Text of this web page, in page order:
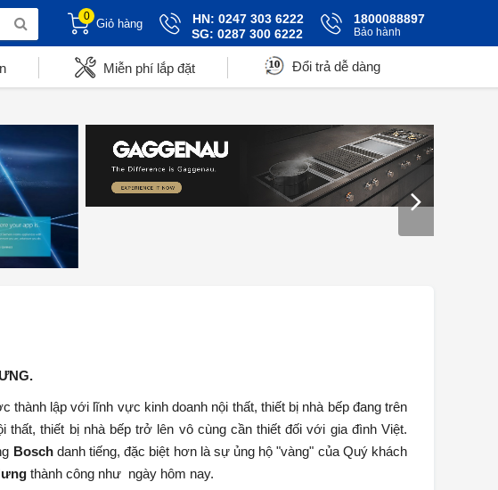
0
Giỏ hàng
HN: 0247 303 6222
SG: 0287 300 6222
1800088897
Bảo hành
Miễn phí lắp đặt Đổi trả dễ dàng
thành lập với lĩnh vực kinh doanh nội thất, thiết bị nhà bếp đang trên
thiết bị nhà bếp trở lên vô cùng cần thiết đối với gia đình Việt.
Boschdanh tiếng, đặc biệt hơn là sự ủng hộ "vàng" của Quý khách
thành công như ngày hôm nay.